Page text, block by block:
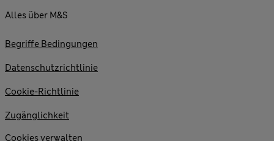
Alles über M&S
Begriffe Bedingungen
Datenschutzrichtlinie
Cookie-Richtlinie
Zugänglichkeit
Cookies verwalten